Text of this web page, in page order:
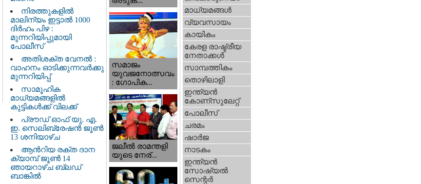
നിരത്തുകളിൽ
മാലിന്യം ഇട്ടാൽ 1000
ദിർഹം പിഴ :
മുന്നറിയിപ്പുമായി
പോലീസ്
അതിശക്ത വേനൽ :
വാഹനം ഓടിക്കുന്നവർക്കു
മുന്നറിയിപ്പ്
സാമൂഹിക
മാധ്യമങ്ങളിൽ
കുട്ടികൾക്ക് വിലക്ക്
പ്രൗഡ് ഓഫ് യു. എ.
ഇ. സെലിബ്രേഷൻ ജൂൺ
13 ശനിയാഴ്ച
ആൻറിയ രക്ത ദാന
ക്യാമ്പ് ജൂൺ 14
ഞായറാഴ്ച ബ്ലഡ്
ബാങ്കിൽ
സമാജം
യുവജനോത്സവം
: ഗോപിക...
ജലീല്‍ രാമന്തളി
യുടെ നേര്...
മാധ്യമങ്ങള്‍
വ്യവസായം
കായികം
കേരള രാഷ്ട്രീയ
നേതാക്കള്‍
സാമ്പത്തികം
തൊഴിലാളി
ഇന്ത്യന്‍
കോണ്സുലേറ്റ്
പോലീസ്
ചരമം
ഷാര്‍ജ
നാടകം
ഇന്ത്യന്‍
സോഷ്യല്‍
സെന്റര്‍